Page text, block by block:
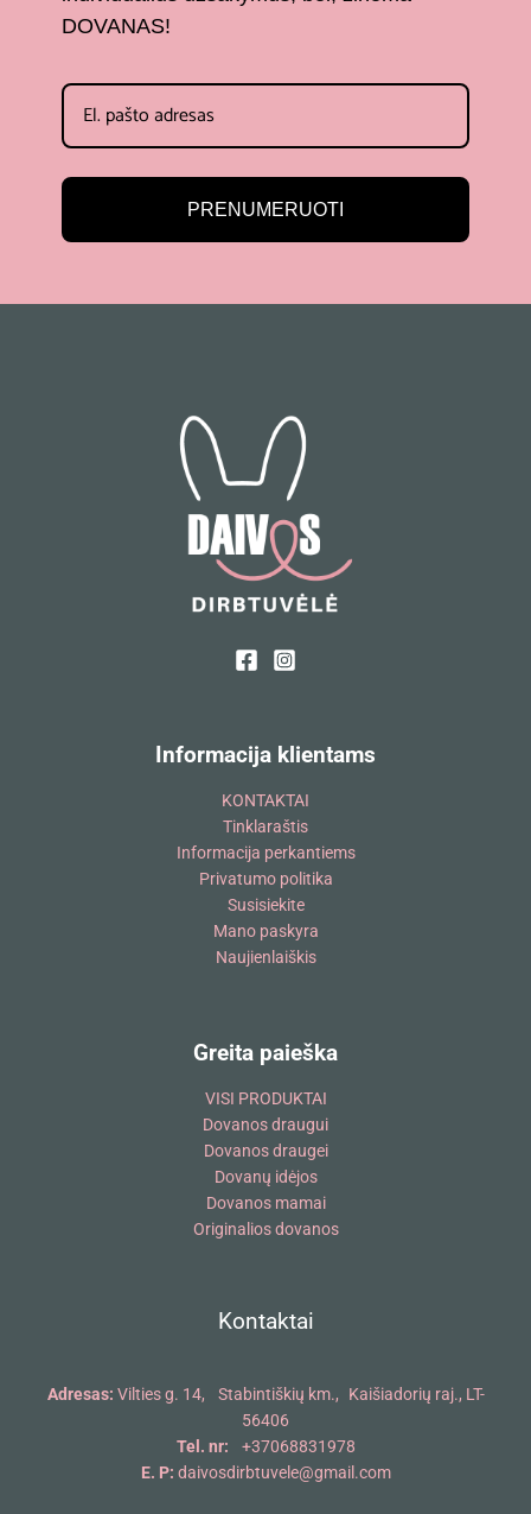
DOVANAS!
PRENUMERUOTI
Informacija klientams
KONTAKTAI
Tinklaraštis
Informacija perkantiems
Privatumo politika
Susisiekite
Mano paskyra
Naujienlaiškis
Greita paieška
VISI PRODUKTAI
Dovanos draugui
Dovanos draugei
Dovanų idėjos
Dovanos mamai
Originalios dovanos
Kontaktai
Adresas: Vilties g. 14, Stabintiškių km., Kaišiadorių raj., LT-
56406
Tel. nr:
+37068831978
E. P: daivosdirbtuvele@gmail.com